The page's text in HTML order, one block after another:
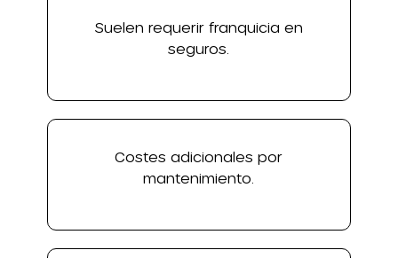
Suelen requerir franquicia en
seguros.
Costes adicionales por
mantenimiento.